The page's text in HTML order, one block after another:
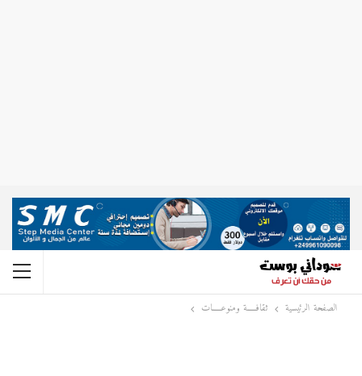
الصفحة الرئيسية ثقافـــــة ومنوعـــــات